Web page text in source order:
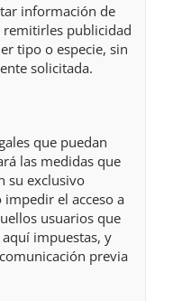
información de
publicidad
tipo o especie, sin
solicitada.
que puedan
las medidas que
su exclusivo
el acceso a
usuarios que
impuestas, y
previa